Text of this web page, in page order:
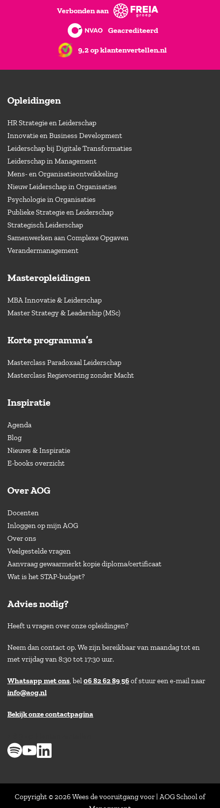
Verbonden aan
Geacrediteerd
9,2 op klantenvertellen.nl
Opleidingen
HR Strategie en Leiderschap
Innovatie en Business Development
Leiderschap bij Digitale Transformaties
Leiderschap in Management
Mens- en Organisatieontwikkeling
Nieuw Leiderschap in Organisaties
Psychologie in Organisaties
Publieke Strategie en Leiderschap
Strategisch Leiderschap
Samenwerken aan Complexe Opgaven
Verandermanagement
Masteropleidingen
MBA Innovatie & Leiderschap
Master Strategy & Leadership (MSc)
Korte programma’s
Masterclass Paradoxaal Leiderschap
Masterclass Regievoering zonder Macht
Inspiratie
Agenda
Blog
Nieuws & Inspiratie
E-books overzicht
Over AOG
Docenten
Inloggen op mijn AOG
Over ons
Veelgestelde vragen
Aanvraag gewaarmerkt kopie diploma/certificaat
Wat is het STAP-budget?
Advies nodig?
Heeft u vragen over onze opleidingen?
Neem dan contact op. We zijn bereikbaar van maandag tot en
met vrijdag van 8:30 tot 17:30 uur.
Whatsapp met ons , bel 06 82 62 89 56of stuur een e-mail naar
info@aog.nl
Bekijk onze contactpagina
Copyright © 2026 Wees de vooruitgang voor | AOG School of